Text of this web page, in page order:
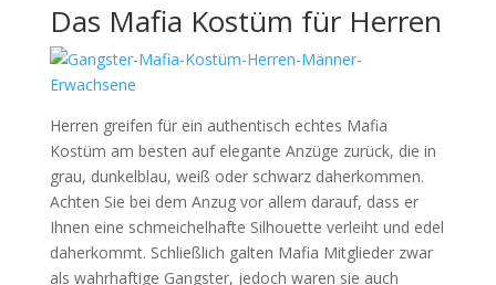
Das Mafia Kostüm für Herren
Herren greifen für ein authentisch echtes Mafia
Kostüm am besten auf elegante Anzüge zurück, die in
grau, dunkelblau, weiß oder schwarz daherkommen.
Achten Sie bei dem Anzug vor allem darauf, dass er
Ihnen eine schmeichelhafte Silhouette verleiht und edel
daherkommt. Schließlich galten Mafia Mitglieder zwar
als wahrhaftige Gangster, jedoch waren sie auch